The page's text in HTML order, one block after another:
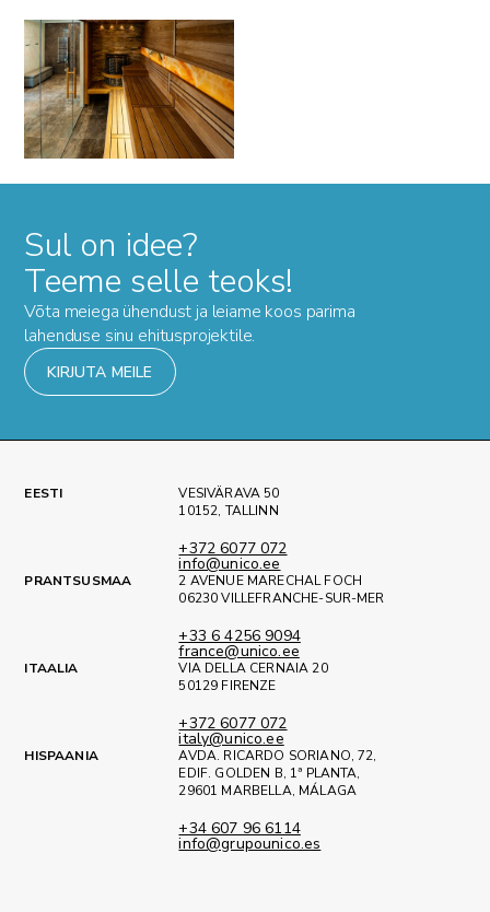
Sul on idee?
Teeme selle teoks!
Võta meiega ühendust ja leiame koos parima
lahenduse sinu ehitusprojektile.
KIRJUTA MEILE
EESTI
VESIVÄRAVA 50
10152, TALLINN
+372 6077 072
info@unico.ee
PRANTSUSMAA
2 AVENUE MARECHAL FOCH
06230 VILLEFRANCHE-SUR-MER
+33 6 4256 9094
france@unico.ee
ITAALIA
VIA DELLA CERNAIA 20
50129 FIRENZE
+372 6077 072
italy@unico.ee
HISPAANIA
AVDA. RICARDO SORIANO, 72,
EDIF. GOLDEN B, 1ª PLANTA,
29601 MARBELLA, MÁLAGA
+34 607 96 6114
info@grupounico.es